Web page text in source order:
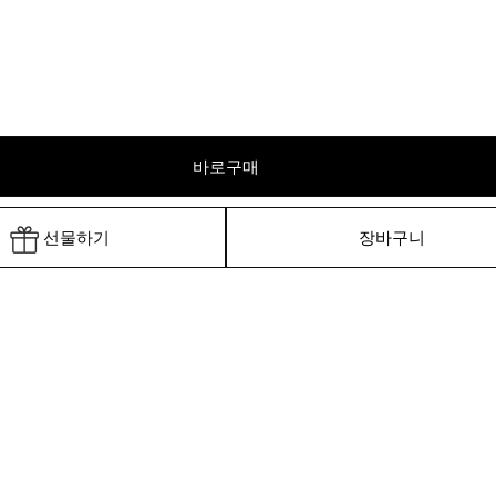
바로구매
선물하기 장바구니